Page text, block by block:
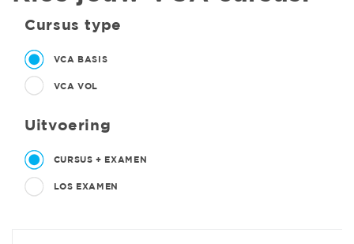
Cursus type
VCA BASIS
VCA VOL
Uitvoering
CURSUS + EXAMEN
LOS EXAMEN